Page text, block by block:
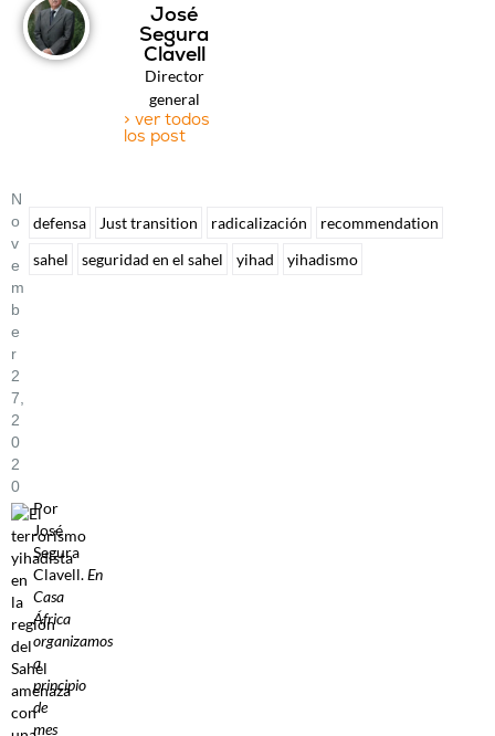
José
Segura
Clavell
Director
general
> ver todos
los post
N
O
V
E
M
B
E
R
2
7,
2
0
2
0
Por
José
Segura
Clavell.En
Casa
África
organizamos
a
principio
de
mes
defensa Just transition radicalización
recommendation
sahel
seguridad en el sahel yihad yihadismo